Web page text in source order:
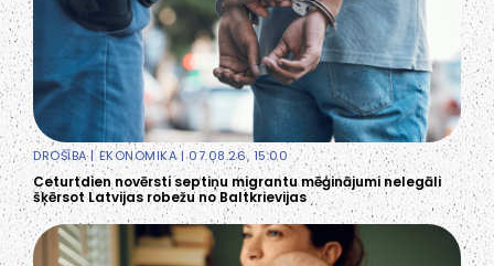
DROŠĪBA|EKONOMIKA| 07.08.26, 15:00
Ceturtdien novērsti septiņu migrantu mēģinājumi nelegāli
šķērsot Latvijas robežu no Baltkrievijas